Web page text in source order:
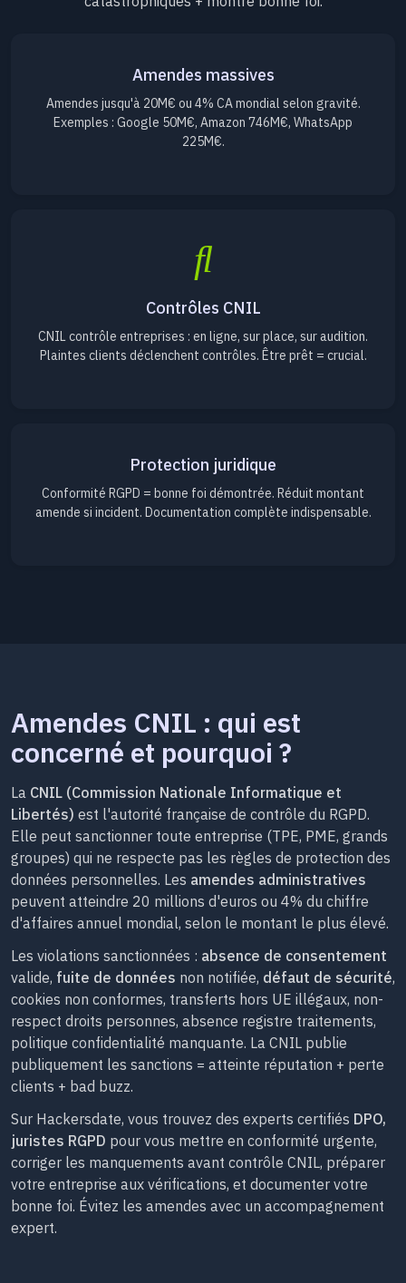
Amendes massives
Amendes jusqu'à 20M€ ou 4% CA mondial selon gravité.
Exemples : Google 50M€, Amazon 746M€, WhatsApp
225M€.
Contrôles CNIL
CNIL contrôle entreprises : en ligne, sur place, sur audition.
Plaintes clients déclenchent contrôles. Être prêt = crucial.
Protection juridique
Conformité RGPD = bonne foi démontrée. Réduit montant
amende si incident. Documentation complète indispensable.
Amendes CNIL : qui est
concerné et pourquoi ?
La CNIL (Commission Nationale Informatique et
Libertés) est l'autorité française de contrôle du RGPD.
Elle peut sanctionner toute entreprise (TPE, PME, grands
groupes) qui ne respecte pas les règles de protection des
données personnelles. Les amendes administratives
peuvent atteindre 20 millions d'euros ou 4% du chiffre
d'affaires annuel mondial, selon le montant le plus élevé.
Les violations sanctionnées : absence de consentement
valide, fuite de données non notifiée, défaut de sécurité,
cookies non conformes, transferts hors UE illégaux, non-
respect droits personnes, absence registre traitements,
politique confidentialité manquante. La CNIL publie
publiquement les sanctions = atteinte réputation + perte
clients + bad buzz.
Sur Hackersdate, vous trouvez des experts certifiés DPO,
juristes RGPD pour vous mettre en conformité urgente,
corriger les manquements avant contrôle CNIL, préparer
votre entreprise aux vérifications, et documenter votre
bonne foi. Évitez les amendes avec un accompagnement
expert.